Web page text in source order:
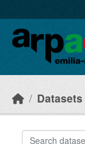
Datasets